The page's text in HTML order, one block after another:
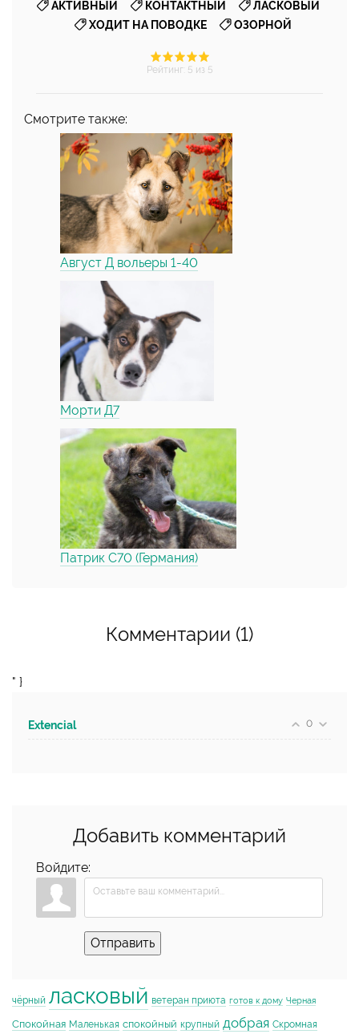
АКТИВНЫЙ КОНТАКТНЫЙ ЛАСКОВЫЙ
ХОДИТ НА ПОВОДКЕ, ОЗОРНОЙ
Рейтинг: 5 из 5
Смотрите также:
Август Д вольеры 1-40
Морти Д7
Патрик С70 (Германия)
Комментарии (1)
" }
0
Extencial
Добавить комментарий
Войдите:
Отправить
чёрный ласковый ветеран приюта готов к дому Черная
Спокойная Маленькая спокойный крупный добрая Скромная